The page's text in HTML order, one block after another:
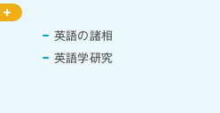
英語の諸相
英語学研究